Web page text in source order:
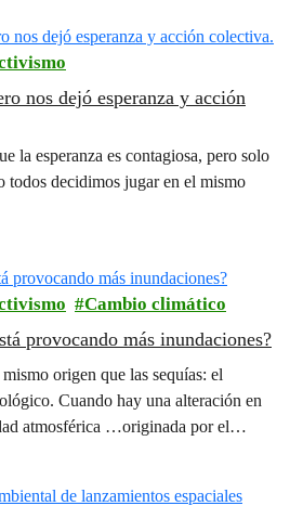
nos dejó esperanza y acción
la esperanza es contagiosa, pero solo
todos decidimos jugar en el mismo
Cambio climático
provocando más inundaciones?
origen que las sequías: el
Cuando hay una alteración en
atmosférica …originada por el
las actividades humanas.